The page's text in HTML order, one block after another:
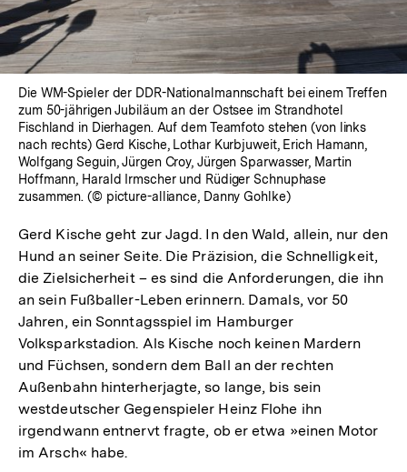
Die WM-Spieler der DDR-Nationalmannschaft bei einem Treffen
zum 50-jährigen Jubiläum an der Ostsee im Strandhotel
Fischland in Dierhagen. Auf dem Teamfoto stehen (von links
nach rechts) Gerd Kische, Lothar Kurbjuweit, Erich Hamann,
Wolfgang Seguin, Jürgen Croy, Jürgen Sparwasser, Martin
Hoffmann, Harald Irmscher und Rüdiger Schnuphase
zusammen. (© picture-alliance, Danny Gohlke)
Gerd Kische geht zur Jagd. In den Wald, allein, nur den
Hund an seiner Seite. Die Präzision, die Schnelligkeit,
die Zielsicherheit – es sind die Anforderungen, die ihn
an sein Fußballer-Leben erinnern. Damals, vor 50
Jahren, ein Sonntagsspiel im Hamburger
Volksparkstadion. Als Kische noch keinen Mardern
und Füchsen, sondern dem Ball an der rechten
Außenbahn hinterherjagte, so lange, bis sein
westdeutscher Gegenspieler Heinz Flohe ihn
irgendwann entnervt fragte, ob er etwa »einen Motor
im Arsch« habe.